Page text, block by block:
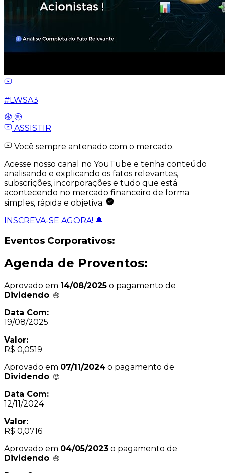
#LWSA3
ASSISTIR
Você sempre antenado com o mercado.
Acesse nosso canal no YouTube e tenha conteúdo
analisando e explicando os fatos relevantes,
subscrições, incorporações e tudo que está
acontecendo no mercado financeiro de forma
simples, rápida e objetiva.
INSCREVA-SE AGORA! 🔔
Eventos Corporativos:
Agenda de Proventos:
Aprovado em 14/08/2025 o pagamento de
Dividendo.
Data Com:
19/08/2025
Valor:
R$ 0,0519
Aprovado em 07/11/2024 o pagamento de
Dividendo.
Data Com:
12/11/2024
Valor:
R$ 0,0716
Aprovado em 04/05/2023 o pagamento de
Dividendo.